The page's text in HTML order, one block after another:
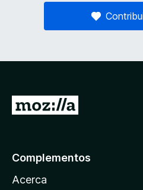
a
a
Complementos
Acerca